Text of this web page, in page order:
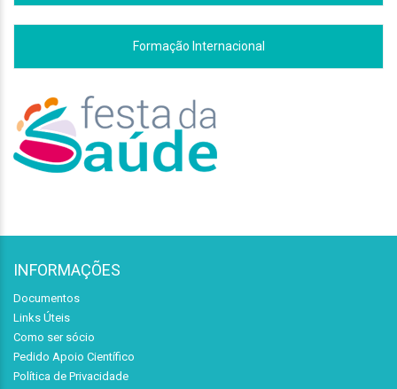
Formação Internacional
INFORMAÇÕES
Documentos
Links Úteis
Como ser sócio
Pedido Apoio Científico
Política de Privacidade